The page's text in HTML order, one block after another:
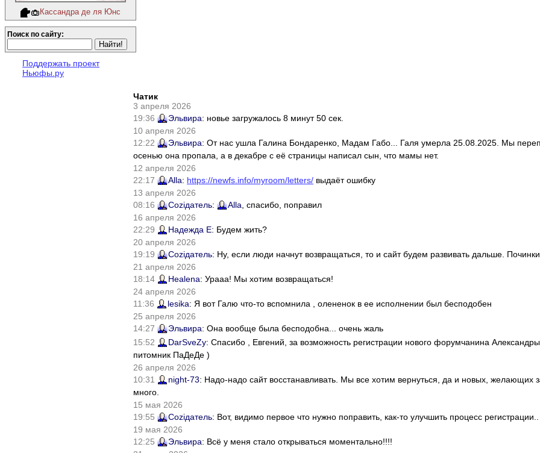
Кассандра де ля Юнс
Поиск по сайту:
Поддержать проект
Ньюфы.ру
Чатик
3 апреля 2026
19:36
Эльвира: новье загружалось 8 минут 50 сек.
10 апреля 2026
12:22
Эльвира: От нас ушла Галина Бондаренко, Мадам Габо... Галя умерла 25.08.2025. Мы
осенью она пропала, а в декабре с её страницы написал сын, что мамы нет.
12 апреля 2026
22:17
Alla: https://newfs.info/myroom/letters/ выдаёт ошибку
13 апреля 2026
08:16
Соziдатель: Alla , спасибо, поправил
16 апреля 2026
22:29
Надежда Е: Будем жить?
20 апреля 2026
19:19
Соziдатель: Ну, если люди начнут возвращаться, то и сайт будем развивать дальше.
21 апреля 2026
18:14
Healena: Урааа! Мы хотим возвращаться!
24 апреля 2026
11:36
lesika: Я вот Галю что-то вспомнила , олененок в ее исполнении был бесподобен
25 апреля 2026
14:27
Эльвира: Она вообще была бесподобна... очень жаль
15:52
DarSveZy: Спасибо , Евгений, за возможность регистрации нового форумчанина
питомник ПаДеДе )
26 апреля 2026
10:31
night-73: Надо-надо сайт восстанавливать. Мы все хотим вернуться, да и новых, желающих
много.
15 мая 2026
19:55
Соziдатель: Вот, видимо первое что нужно поправить, как-то улучшить процесс регистрации..
19 мая 2026
12:25
Эльвира: Всё у меня стало открываться моментально!!!!